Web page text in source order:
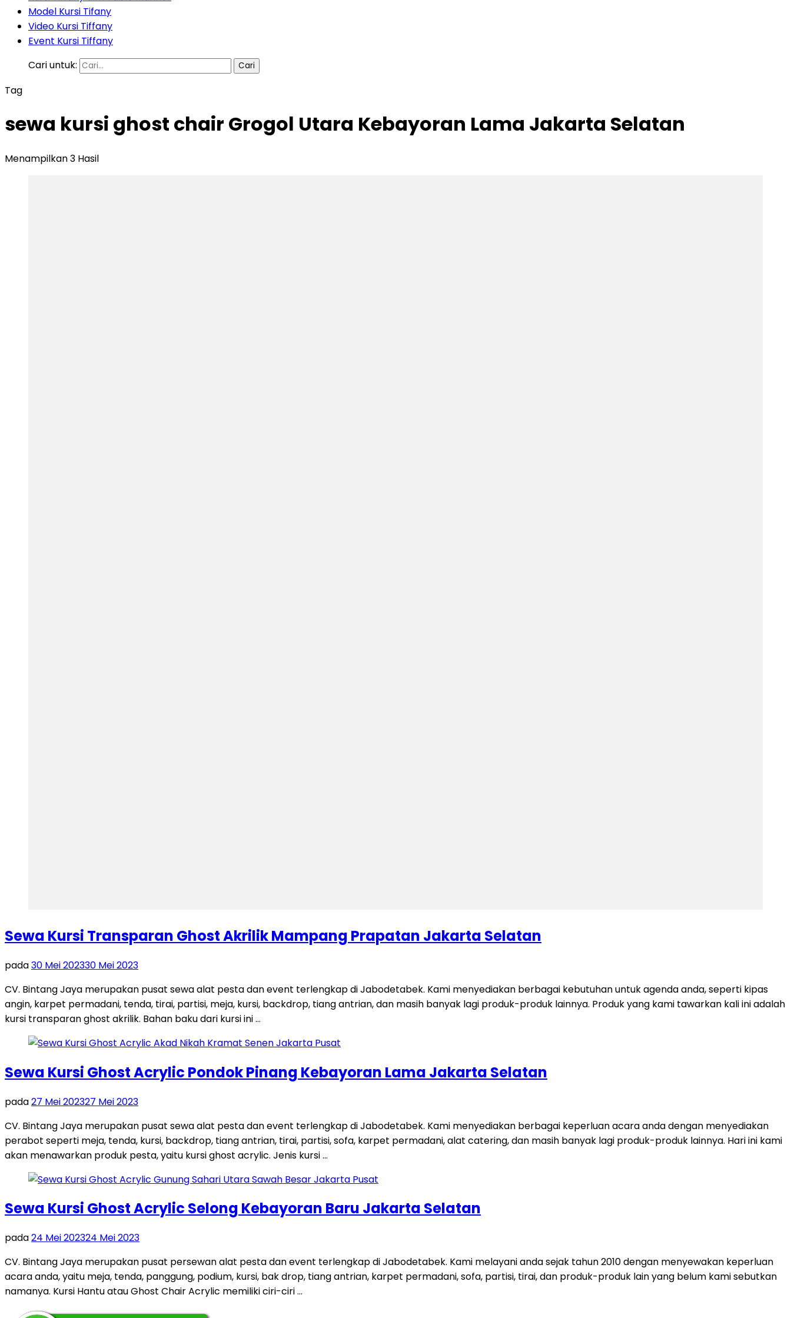
Model Kursi Tifany
Video Kursi Tiffany
Event Kursi Tiffany
Cari untuk:
Tag
sewa kursi ghost chair Grogol Utara Kebayoran Lama Jakarta Selatan
Menampilkan 3 Hasil
Sewa Kursi Transparan Ghost Akrilik Mampang Prapatan Jakarta Selatan
pada30 Mei 202330 Mei 2023
CV. Bintang Jaya merupakan pusat sewa alat pesta dan event terlengkap di Jabodetabek. Kami menyediakan berbagai kebutuhan untuk agenda anda, seperti kipas
angin, karpet permadani, tenda, tirai, partisi, meja, kursi, backdrop, tiang antrian, dan masih banyak lagi produk-produk lainnya. Produk yang kami tawarkan kali ini adalah
kursi transparan ghost akrilik. Bahan baku dari kursi ini …
Sewa Kursi Ghost Acrylic Pondok Pinang Kebayoran Lama Jakarta Selatan
pada27 Mei 202327 Mei 2023
CV. Bintang Jaya merupakan pusat sewa alat pesta dan event terlengkap di Jabodetabek. Kami menyediakan berbagai keperluan acara anda dengan menyediakan
perabot seperti meja, tenda, kursi, backdrop, tiang antrian, tirai, partisi, sofa, karpet permadani, alat catering, dan masih banyak lagi produk-produk lainnya. Hari ini kami
akan menawarkan produk pesta, yaitu kursi ghost acrylic. Jenis kursi …
Sewa Kursi Ghost Acrylic Selong Kebayoran Baru Jakarta Selatan
pada24 Mei 202324 Mei 2023
CV. Bintang Jaya merupakan pusat persewan alat pesta dan event terlengkap di Jabodetabek. Kami melayani anda sejak tahun 2010 dengan menyewakan keperluan
acara anda, yaitu meja, tenda, panggung, podium, kursi, bak drop, tiang antrian, karpet permadani, sofa, partisi, tirai, dan produk-produk lain yang belum kami sebutkan
namanya. Kursi Hantu atau Ghost Chair Acrylic memiliki ciri-ciri …